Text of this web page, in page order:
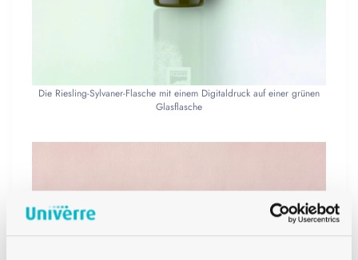
Die Riesling-Sylvaner-Flasche mit einem Digitaldruck auf einer grünen
Glasflasche